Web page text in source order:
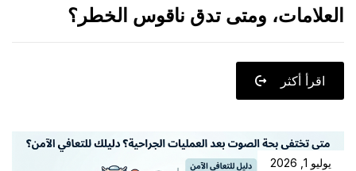
العلامات، ومتى تدق ناقوس الخطر؟
اقرأ أكثر
يوليو 1, 2026